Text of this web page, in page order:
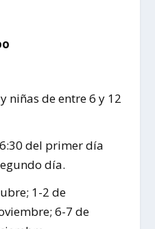
niñas de entre 6 y 12
del primer día
día.
1-2 de
6-7 de